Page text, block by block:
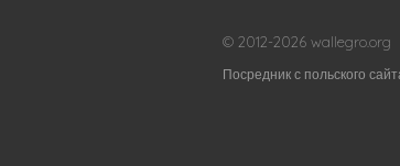
© 2012-2026 wallegro.org
Посредник с польского